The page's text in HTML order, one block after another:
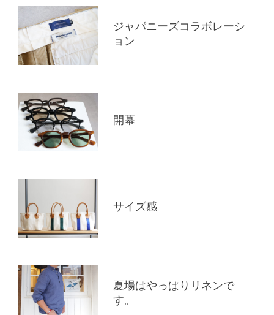
ジャパニーズコラボレーシ
ョン
開幕
サイズ感
夏場はやっぱりリネンで
す。